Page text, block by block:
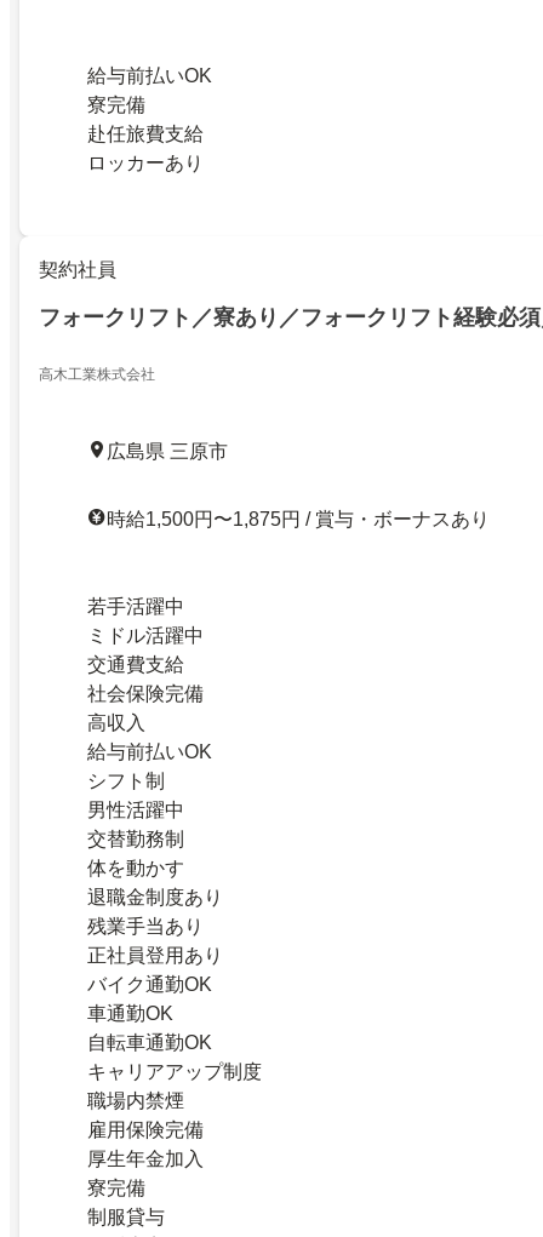
給与前払いOK
寮完備
赴任旅費支給
ロッカーあり
契約社員
フォークリフト／寮あり／フォークリフト経験必
高木工業株式会社
広島県 三原市
時給1,500円〜1,875円 / 賞与・ボーナスあり
若手活躍中
ミドル活躍中
交通費支給
社会保険完備
高収入
給与前払いOK
シフト制
男性活躍中
交替勤務制
体を動かす
退職金制度あり
残業手当あり
正社員登用あり
バイク通勤OK
車通勤OK
自転車通勤OK
キャリアアップ制度
職場内禁煙
雇用保険完備
厚生年金加入
寮完備
制服貸与